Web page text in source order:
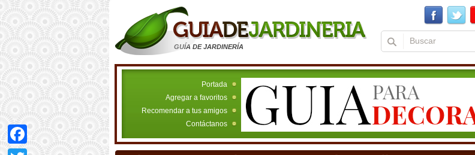
GUÍA DE JARDINERÍA
Portada
Agregar a favoritos
Recomendar a tus amigos
Contáctanos
Facebook